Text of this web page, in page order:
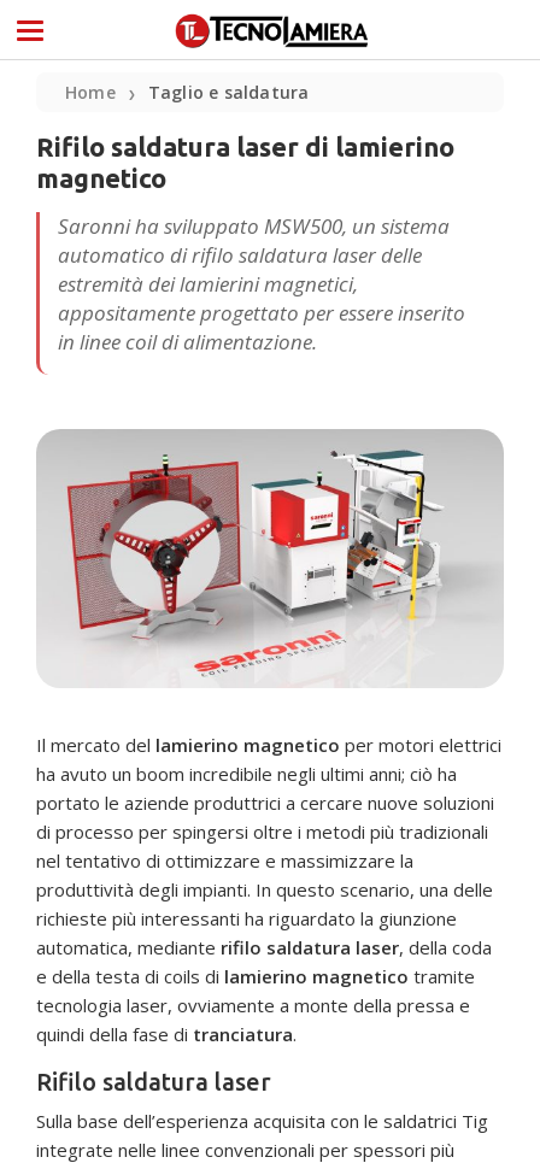
Home ❯ Taglio e saldatura
Rifilo saldatura laser di lamierino
magnetico
Saronni ha sviluppato MSW500, un sistema
automatico di rifilo saldatura laser delle
estremità dei lamierini magnetici,
appositamente progettato per essere inserito
in linee coil di alimentazione.
Il mercato del lamierino magnetico per motori elettrici
ha avuto un boom incredibile negli ultimi anni; ciò ha
portato le aziende produttrici a cercare nuove soluzioni
di processo per spingersi oltre i metodi più tradizionali
nel tentativo di ottimizzare e massimizzare la
produttività degli impianti. In questo scenario, una delle
richieste più interessanti ha riguardato la giunzione
automatica, mediante rifilo saldatura laser, della coda
e della testa di coils di lamierino magnetico tramite
tecnologia laser, ovviamente a monte della pressa e
quindi della fase di tranciatura.
Rifilo saldatura laser
Sulla base dell’esperienza acquisita con le saldatrici Tig
integrate nelle linee convenzionali per spessori più